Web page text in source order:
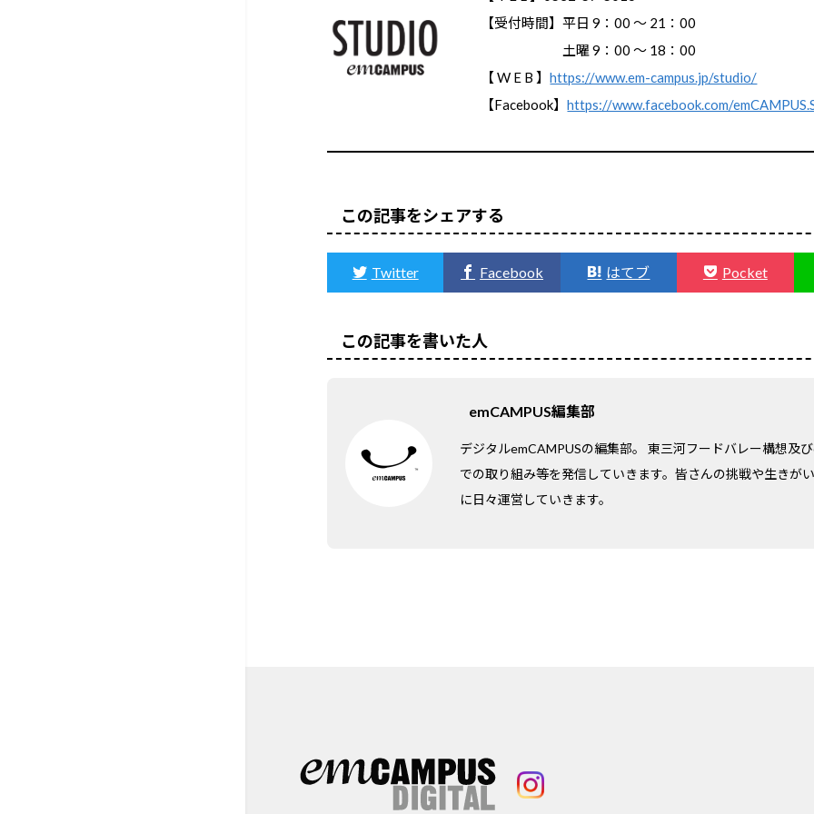
【受付時間】平日 9：00 ～ 21：00
土曜 9：00 ～ 18：00
【 W E B 】https://www.em-campus.jp/studio/
【Facebook】https://www.facebook.com/
この記事をシェアする
Twitter Facebook はてブ Pocket
この記事を書いた人
emCAMPUS編集部
デジタルemCAMPUSの編集部。 東三河フードバレー構想及
での取り組み等を発信していきます。皆さんの挑戦や生きが
に日々運営していきます。